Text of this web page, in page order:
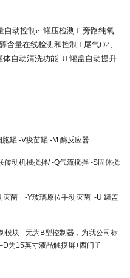
自动控制e 罐压检测 f 旁路纯氧
含量在线检测和控制 I 尾气O2
体自动清洗功能 U 罐盖自动提升
罐 -V疫苗罐 -M 酶反应器
动机械搅拌/ -Q气流搅拌 -S固体搅
灭菌 -Y玻璃原位手动灭菌 -U 罐盖
模块 -无为B型控制器，为我公司标
为15英寸液晶触摸屏+西门子